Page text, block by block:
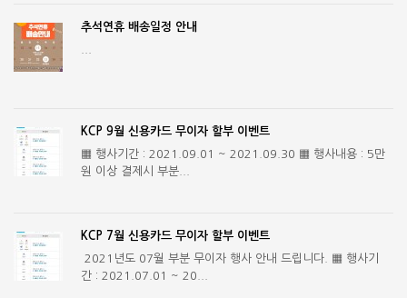
추석연휴 배송일정 안내
KCP 9월 신용카드 무이자 할부 이벤트
▦ 행사기간 : 2021.09.01 ~ 2021.09.30 ▦ 행사내용 : 5만
원 이상 결제시 부분...
KCP 7월 신용카드 무이자 할부 이벤트
2021년도 07월 부분 무이자 행사 안내 드립니다. ▦ 행사기
간 : 2021.07.01 ~ 20...